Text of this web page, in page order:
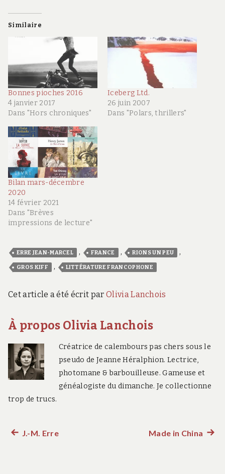
Similaire
Bonnes pioches 2016
4 janvier 2017
Dans "Hors chroniques"
Iceberg Ltd.
26 juin 2007
Dans "Polars, thrillers"
Bilan mars-décembre
2020
14 février 2021
Dans "Brèves
impressions de lecture"
ERRE JEAN-MARCEL , FRANCE , RIONS UN PEU ,
GROS KIFF , LITTÉRATURE FRANCOPHONE
Cet article a été écrit par Olivia Lanchois
À propos Olivia Lanchois
Créatrice de calembours pas chers sous le
pseudo de Jeanne Héralphion. Lectrice,
photomane & barbouilleuse. Gameuse et
généalogiste du dimanche. Je collectionne
trop de trucs.
Article
J.-M. Erre Made in China